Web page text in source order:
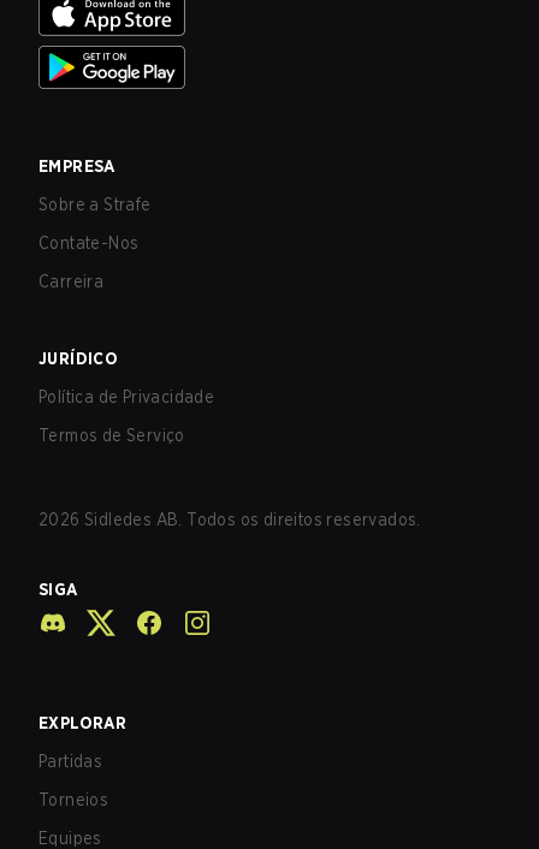
EMPRESA
Sobre a Strafe
Contate-Nos
Carreira
JURÍDICO
Política de Privacidade
Termos de Serviço
2026 Sidledes AB. Todos os direitos reservados.
SIGA
EXPLORAR
Partidas
Torneios
Equipes